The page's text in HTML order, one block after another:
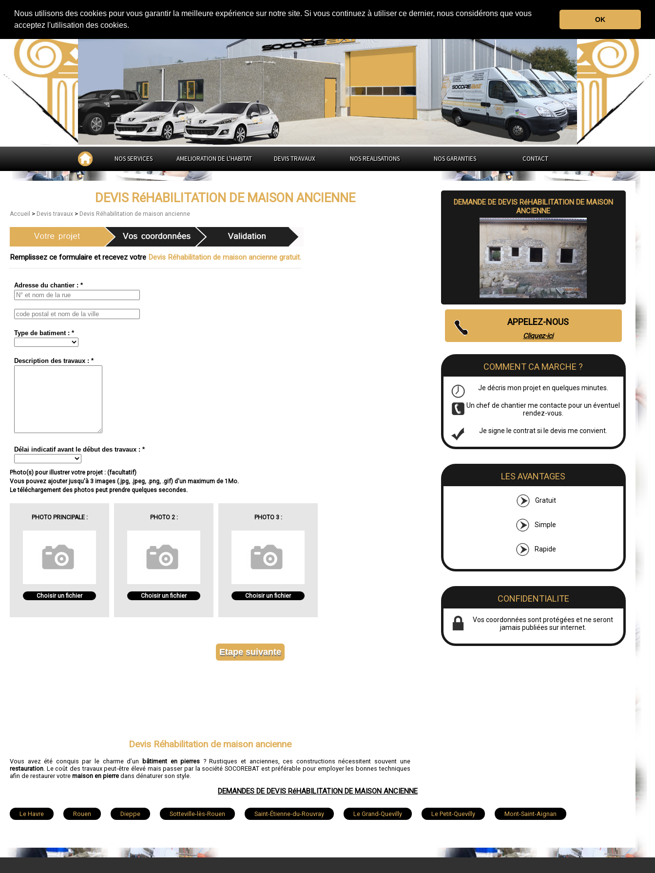
Nous utilisons des cookies pour vous garantir la meilleure expérience sur notre site. Si vous continuez à utiliser ce dernier, nous considérons que vous
acceptez l'utilisation des cookies.
OK
Devis Réhabilitation de maison ancienne dans la
la Seine-Maritime
NOS SERVICES AMELIORATION DE L'HABITAT DEVIS TRAVAUX NOS REALISATIONS NOS GARANTIES CONTACT
DEMANDE DE DEVIS RéHABILITATION DE MAISON
ANCIENNE
APPELEZ-NOUS
Cliquez-ici
COMMENT CA MARCHE ?
Je décris mon projet en quelques minutes.
Un chef de chantier me contacte pour un éventuel
rendez-vous.
Je signe le contrat si le devis me convient.
LES AVANTAGES
Gratuit
Simple
Rapide
CONFIDENTIALITE
Vos coordonnées sont protégées et ne seront
jamais publiées sur internet.
DEVIS RéHABILITATION DE MAISON ANCIENNE
Accueil > Devis travaux > Devis Réhabilitation de maison ancienne
Remplissez ce formulaire et recevez votre Devis Réhabilitation de maison ancienne gratuit.
Adresse du chantier : *
Type de batiment : *
Description des travaux : *
Délai indicatif avant le début des travaux : *
Photo(s) pour illustrer votre projet : (facultatif)
Vous pouvez ajouter jusqu'à 3 images (.jpg, .jpeg, .png, .gif) d'un maximum de 1Mo.
Le téléchargement des photos peut prendre quelques secondes.
PHOTO PRINCIPALE :
Choisir un fichier
PHOTO 2 :
Choisir un fichier
PHOTO 3 :
Choisir un fichier
Devis Réhabilitation de maison ancienne
Vous avez été conquis par le charme d’un bâtiment en pierres ? Rustiques et anciennes, ces constructions nécessitent souvent une
restauration . Le coût des travaux peut-être élevé mais passer par la société SOCOREBAT est préférable pour employer les bonnes techniques
afin de restaurer votre maison en pierre dans dénaturer son style.
DEMANDES DE DEVIS RéHABILITATION DE MAISON ANCIENNE
Le Havre Rouen Dieppe Sotteville-lès-Rouen Saint-Étienne-du-Rouvray Le Grand-Quevilly Le Petit-Quevilly Mont-Saint-Aignan
Déville-lès-Rouen Caudebec-lès-Elbeuf Grand-Couronne Darnétal Lillebonne Petit-Couronne Gonfreville-l'Orcher Saint-Pierre-lès-Elbeuf